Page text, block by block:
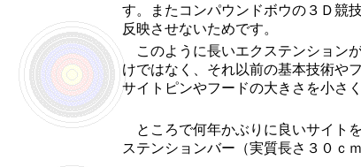
す。またコンパウンドボウの３Ｄ競
反映させないためです。
このように長いエクステンション
けではなく、それ以前の基本技術や
サイトピンやフードの大きさを小さ
ところで何年かぶりに良いサイト
ステンションバー（実質長さ３０ｃ